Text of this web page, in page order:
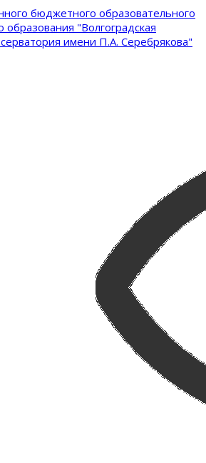
бюджетного образовательного
"Волгоградская
имени П.А. Серебрякова"